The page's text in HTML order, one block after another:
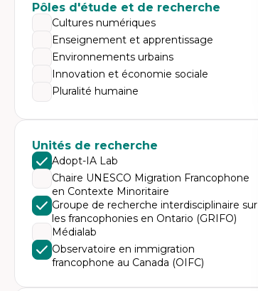
Pôles d'étude et de recherche
Cultures numériques
Enseignement et apprentissage
Environnements urbains
Innovation et économie sociale
Pluralité humaine
Unités de recherche
Adopt-IA Lab
Chaire UNESCO Migration Francophone
en Contexte Minoritaire
Groupe de recherche interdisciplinaire sur
les francophonies en Ontario (GRIFO)
Médialab
Observatoire en immigration
francophone au Canada (OIFC)